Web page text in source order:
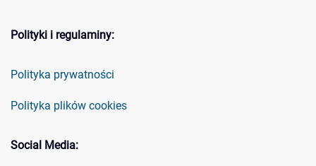
Polityki i regulaminy:
Polityka prywatności
Polityka plików cookies
Social Media: